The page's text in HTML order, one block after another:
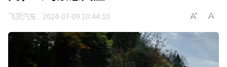
飞灵汽车 2024-07-09 10:44:10